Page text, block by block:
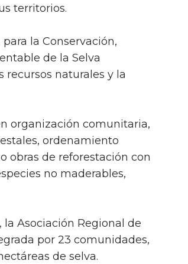
territorios.
la Conservación,
de la Selva
recursos naturales y la
organización comunitaria,
ordenamiento
obras de reforestación con
no maderables,
Asociación Regional de
por 23 comunidades,
de selva.